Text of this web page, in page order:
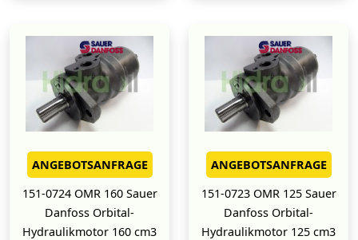
ANGEBOTSANFRAGE
151-0724 OMR 160 Sauer
Danfoss Orbital-
Hydraulikmotor 160 cm3
ANGEBOTSANFRAGE
151-0723 OMR 125 Sauer
Danfoss Orbital-
Hydraulikmotor 125 cm3